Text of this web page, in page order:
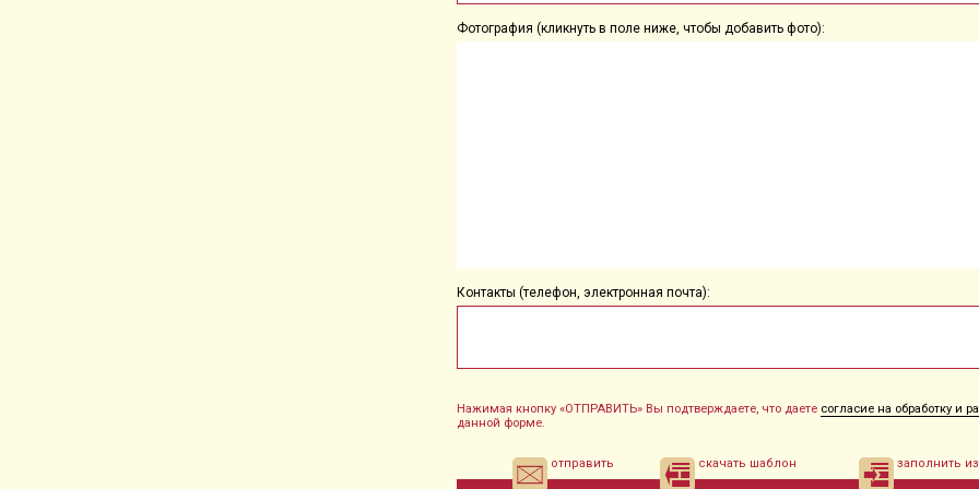
Фотография (кликнуть в поле ниже, чтобы добавить фото):
Контакты (телефон, электронная почта):
Нажимая кнопку «ОТПРАВИТЬ» Вы подтверждаете, что даете согласие на обработку и
данной форме.
отправить скачать шаблон заполнить